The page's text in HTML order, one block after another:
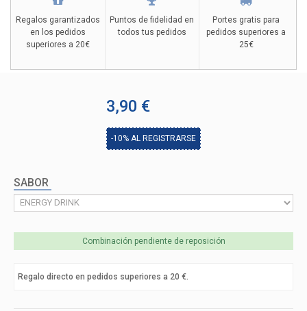
Regalos garantizados
en los pedidos
superiores a 20€
Puntos de fidelidad en
todos tus pedidos
Portes gratis para
pedidos superiores a
25€
3,90 €
-10% AL REGISTRARSE
SABOR
Combinación pendiente de reposición
Regalo directo en pedidos superiores a 20 €.